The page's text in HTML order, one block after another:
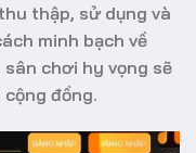
thập, sử dụng và
minh bạch về
chơi hy vọng sẽ
đồng.